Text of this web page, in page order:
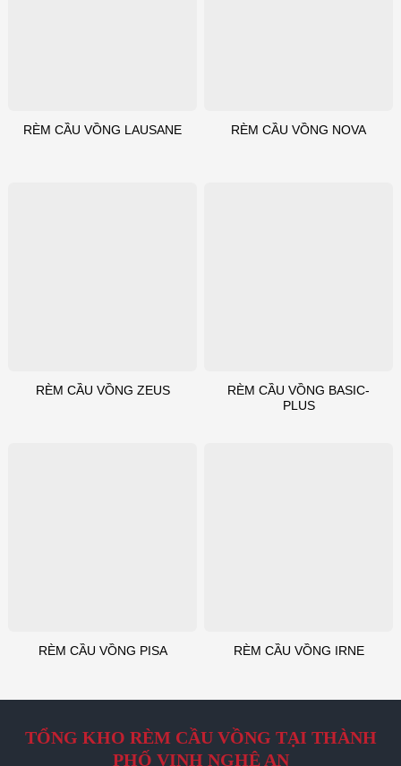
RÈM CẦU VỒNG LAUSANE RÈM CẦU VỒNG NOVA
RÈM CẦU VỒNG ZEUS
RÈM CẦU VỒNG BASIC-
PLUS
RÈM CẦU VỒNG PISA RÈM CẦU VỒNG IRNE
TỔNG KHO RÈM CẦU VỒNG TẠI THÀNH
PHỐ VINH NGHỆ AN